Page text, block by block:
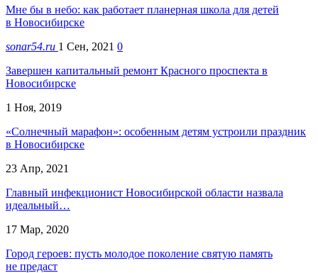
Мне бы в небо: как работает планерная школа для детей
в Новосибирске
sonar54.ru 1 Сен, 2021 0
Завершен капитальный ремонт Красного проспекта в
Новосибирске
1 Ноя, 2019
«Солнечный марафон»: особенным детям устроили праздник
в Новосибирске
23 Апр, 2021
Главный инфекционист Новосибирской области назвала
идеальный…
17 Мар, 2020
Город героев: пусть молодое поколение святую память
не предаст